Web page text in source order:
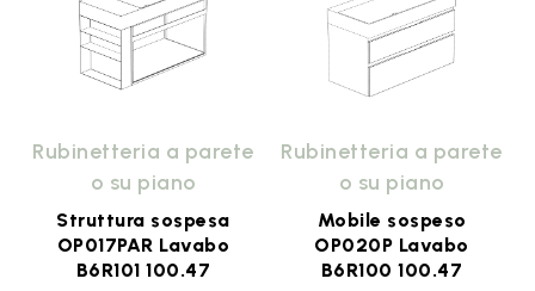
Rubinetteria a parete
o su piano
Struttura sospesa
OP017PAR Lavabo
B6R101 100.47
Rubinetteria a parete
o su piano
Mobile sospeso
OP020P Lavabo
B6R100 100.47